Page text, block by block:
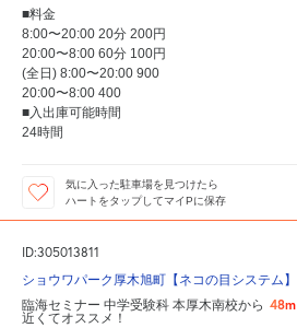
■料金
8:00〜20:00 20分 200円
20:00〜8:00 60分 100円
(全日) 8:00〜20:00 900
20:00〜8:00 400
■入出庫可能時間
24時間
気に入った駐車場を見つけたら
ハートをタップしてマイPに保存
ID:305013811
ショウワパーク厚木旭町【ネコの目システム】
臨海セミナー 中学受験科 本厚木南校から 48m
近くてオススメ！